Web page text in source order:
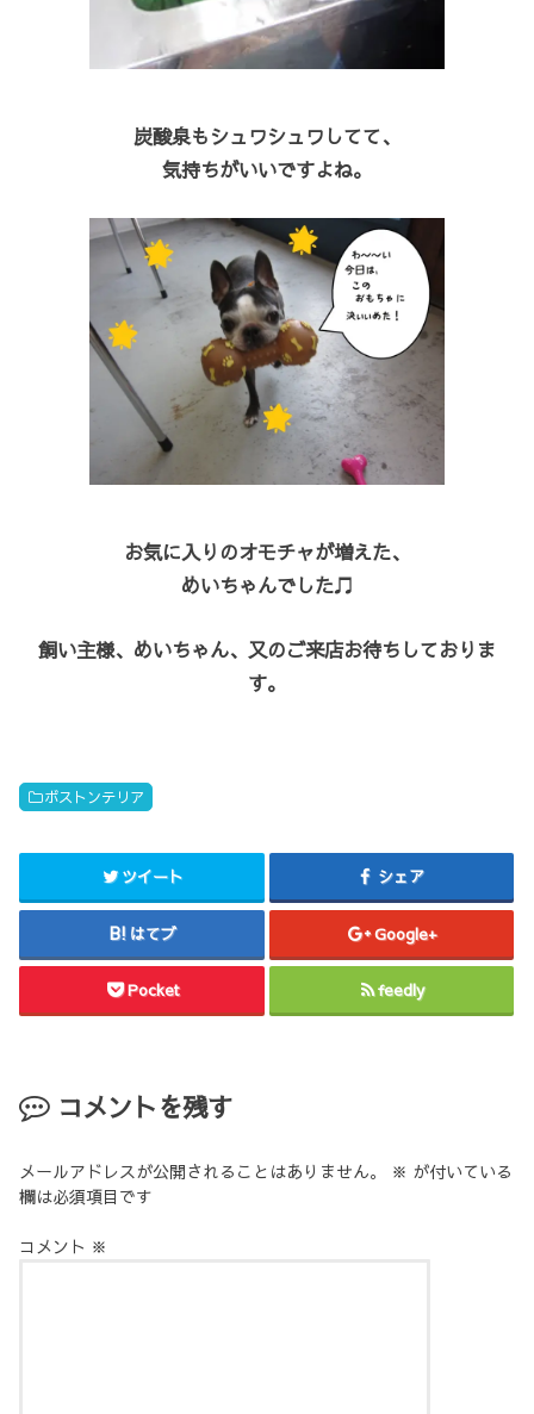
炭酸泉もシュワシュワしてて、
気持ちがいいですよね。
お気に入りのオモチャが増えた、
めいちゃんでした♫
飼い主様、めいちゃん、又のご来店お待ちしておりま
す。
ボストンテリア
ツイート シェア
はてブ Google+
Pocket feedly
コメントを残す
メールアドレスが公開されることはありません。 ※ が付いている
欄は必須項目です
コメント ※